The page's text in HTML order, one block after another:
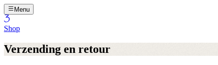
Menu
Shop
Verzending en retour